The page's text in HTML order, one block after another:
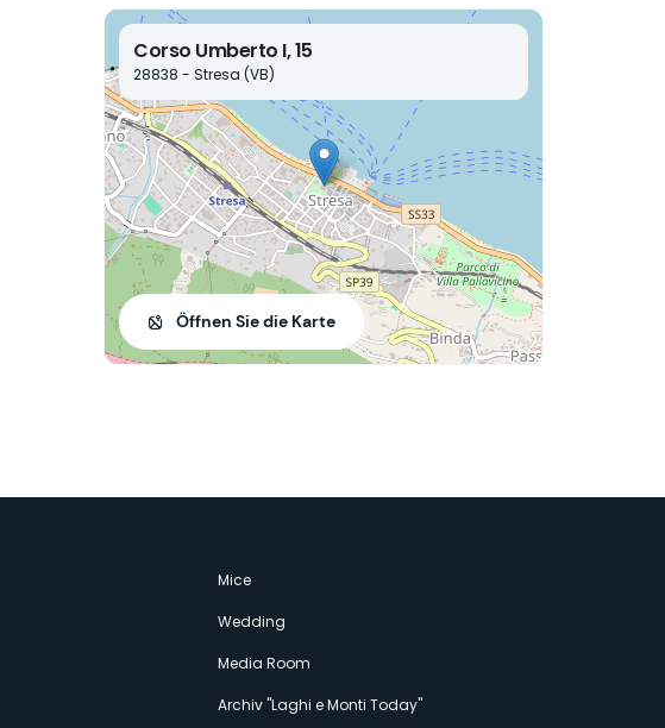
Corso Umberto I, 15
28838 - Stresa (VB)
Öffnen Sie die Karte
Mice
Wedding
Media Room
Archiv "Laghi e Monti Today"